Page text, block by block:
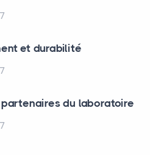
et durabilité
du laboratoire